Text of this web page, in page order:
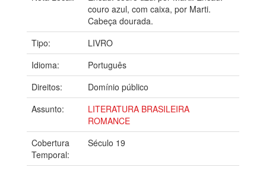
couro azul, com caixa, por Marti.
Cabeça dourada.
Tipo:
LIVRO
Idioma:
Português
Direitos:
Domínio público
Assunto:
LITERATURA BRASILEIRA
ROMANCE
Cobertura
Temporal:
Século 19